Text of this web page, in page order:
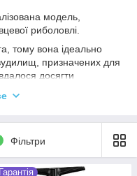
модель,
риболовлі.
тому вона ідеально
призначених для
досягти
ідеального балансу
тому
Фільтри